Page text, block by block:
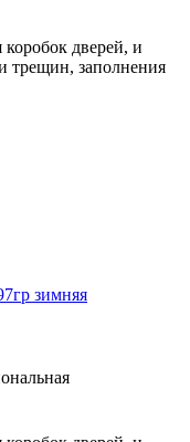
дверей, и
трещин, заполнения
зимняя